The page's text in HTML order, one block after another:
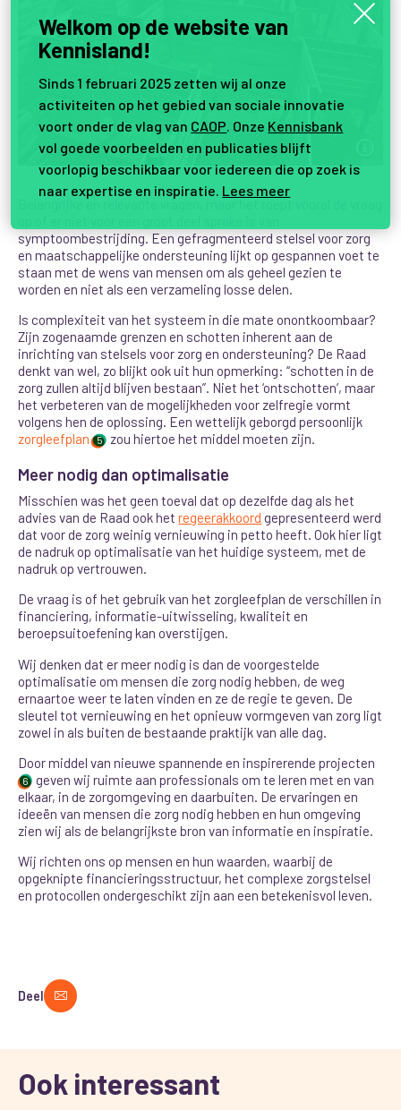
Belangrijke en relevante vragen, maar het roept vooral de vraag
symptoombestrijding. Een gefragmenteerd stelsel voor zorg
en maatschappelijke ondersteuning lijkt op gespannen voet te
staan met de wens van mensen om als geheel gezien te
worden en niet als een verzameling losse delen.
Is complexiteit van het systeem in die mate onontkoombaar?
Zijn zogenaamde grenzen en schotten inherent aan de
inrichting van stelsels voor zorg en ondersteuning? De Raad
denkt van wel, zo blijkt ook uit hun opmerking: “schotten in de
zorg zullen altijd blijven bestaan”. Niet het ‘ontschotten’, maar
het verbeteren van de mogelijkheden voor zelfregie vormt
volgens hen de oplossing. Een wettelijk geborgd persoonlijk
zorgleefplan
5 zou hiertoe het middel moeten zijn.
Meer nodig dan optimalisatie
Misschien was het geen toeval dat op dezelfde dag als het
advies van de Raad ook hetregeerakkoord gepresenteerd werd
dat voor de zorg weinig vernieuwing in petto heeft. Ook hier ligt
de nadruk op optimalisatie van het huidige systeem, met de
nadruk op vertrouwen.
De vraag is of het gebruik van het zorgleefplan de verschillen in
financiering, informatie-uitwisseling, kwaliteit en
beroepsuitoefening kan overstijgen.
Wij denken dat er meer nodig is dan de voorgestelde
optimalisatie om mensen die zorg nodig hebben, de weg
ernaartoe weer te laten vinden en ze de regie te geven. De
sleutel tot vernieuwing en het opnieuw vormgeven van zorg ligt
zowel in als buiten de bestaande praktijk van alle dag.
Door middel van nieuwe spannende en inspirerende projecten
6 geven wij ruimte aan professionals om te leren met en van
elkaar, in de zorgomgeving en daarbuiten. De ervaringen en
ideeën van mensen die zorg nodig hebben en hun omgeving
zien wij als de belangrijkste bron van informatie en inspiratie.
Wij richten ons op mensen en hun waarden, waarbij de
opgeknipte financieringsstructuur, het complexe zorgstelsel
en protocollen ondergeschikt zijn aan een betekenisvol leven.
Deel
Ook interessant
Welkom op de website van
Kennisland!
Sinds 1 februari 2025 zetten wij al onze
activiteiten op het gebied van sociale innovatie
voort onder de vlag van CAOP. Onze Kennisbank
vol goede voorbeelden en publicaties blijft
voorlopig beschikbaar voor iedereen die op zoek is
naar expertise en inspiratie. Lees meer